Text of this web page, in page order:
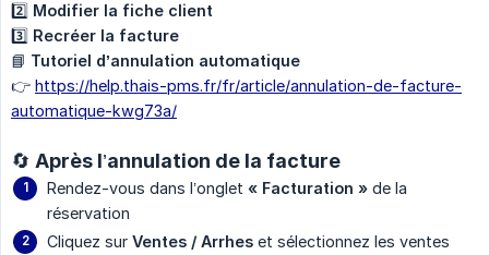
2️⃣ Modifier la fiche client
3️⃣ Recréer la facture
📘 Tutoriel d’annulation automatique
👉 https://help.thais-pms.fr/fr/article/annulation-de-facture-
automatique-kwg73a/
🔄 Après l’annulation de la facture
Rendez-vous dans l’onglet « Facturation » de la
réservation
Cliquez sur Ventes / Arrhes et sélectionnez les ventes